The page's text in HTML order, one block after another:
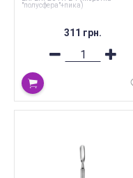
"полусфера"+пика)
311 грн.